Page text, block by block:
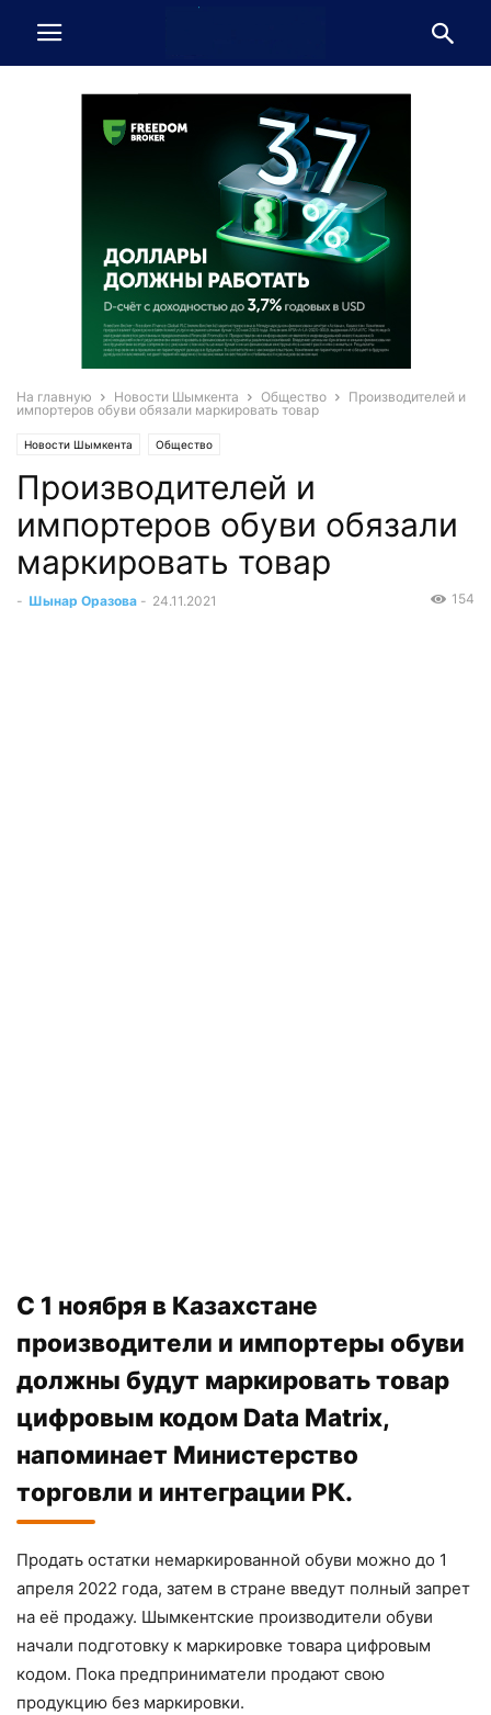
На главную Новости Шымкента Общество
Производителей и
импортеров обуви обязали маркировать товар
Новости Шымкента Общество
Производителей и
импортеров обуви обязали
маркировать товар
- Шынар Оразова - 24.11.2021 154
С 1 ноября в Казахстане
производители и импортеры обуви
должны будут маркировать товар
цифровым кодом Data Matrix,
напоминает Министерство
торговли и интеграции РК.
Продать остатки немаркированной обуви можно до 1
апреля 2022 года, затем в стране введут полный запрет
на её продажу. Шымкентские производители обуви
начали подготовку к маркировке товара цифровым
кодом. Пока предприниматели продают свою
продукцию без маркировки.